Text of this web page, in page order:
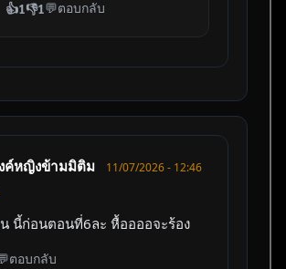
👍1👎1💬ตอบกลับ
ค์หญิงข้ามมิติม
11/07/2026 - 12:46
นี้ก่อนตอนที่6ละ หื้ออออจะร้อง
ตอบกลับ